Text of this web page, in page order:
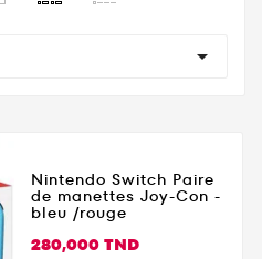

Nintendo Switch Paire
de manettes Joy-Con -
bleu /rouge
Prix
280,000 TND